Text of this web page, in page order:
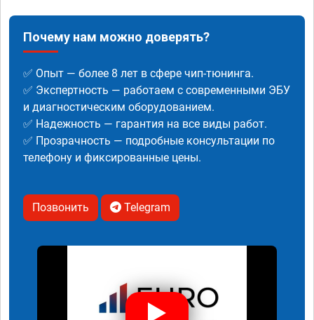
Почему нам можно доверять?
✅ Опыт — более 8 лет в сфере чип-тюнинга.
✅ Экспертность — работаем с современными ЭБУ
и диагностическим оборудованием.
✅ Надежность — гарантия на все виды работ.
✅ Прозрачность — подробные консультации по
телефону и фиксированные цены.
Позвонить Telegram